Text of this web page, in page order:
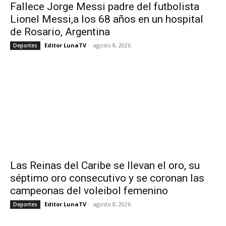
Fallece Jorge Messi padre del futbolista
Lionel Messi,a los 68 años en un hospital
de Rosario, Argentina
Deportes Editor LunaTV - agosto 8, 2026
Las Reinas del Caribe se llevan el oro, su
séptimo oro consecutivo y se coronan las
campeonas del voleibol femenino
Deportes Editor LunaTV - agosto 8, 2026